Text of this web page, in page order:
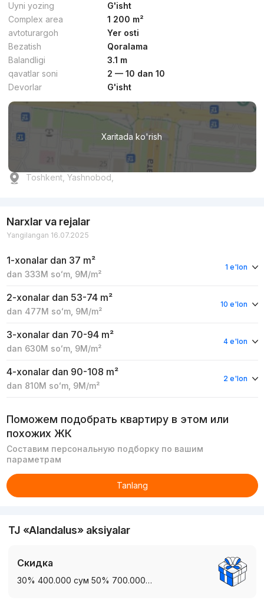
Uyni yozing
G'isht
Complex area
1 200 m²
avtoturargoh
Yer osti
Bezatish
Qoralama
Balandligi
3.1 m
qavatlar soni
2 — 10 dan 10
Devorlar
G'isht
Xaritada ko'rish
Toshkent, Yashnobod,
Narxlar va rejalar
Yangilangan 16.07.2025
1-xonalar dan 37 m²
dan 333M soʻm, 9M/m²
1 e'lon
2-xonalar dan 53-74 m²
dan 477M soʻm, 9M/m²
10 e'lon
3-xonalar dan 70-94 m²
dan 630M soʻm, 9M/m²
4 e'lon
4-xonalar dan 90-108 m²
dan 810M soʻm, 9M/m²
2 e'lon
Поможем подобрать квартиру в этом или
похожих ЖК
Составим персональную подборку по вашим
параметрам
Tanlang
TJ «Alandalus» aksiyalar
Скидка
30% 400.000 сум 50% 700.000…